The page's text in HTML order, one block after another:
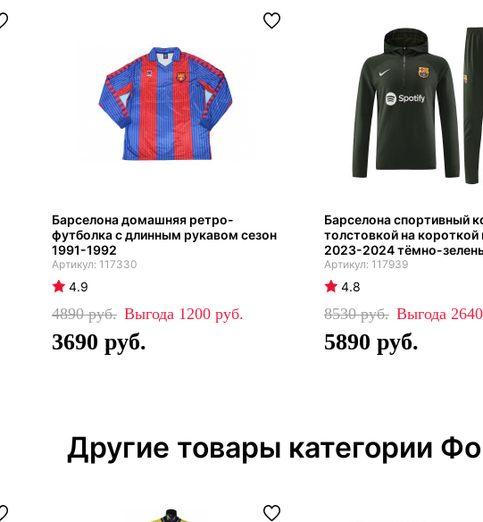
Барселона домашняя ретро-
футболка с длинным рукавом сезон
1991-1992
117330
4.9
4890 1200
3690
Барселона спортивный
толстовкой на короткой
2023-2024 тёмно-
117939
4.8
8530 2640
5890
Другие товары категории